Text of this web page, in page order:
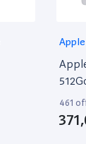
Apple
461